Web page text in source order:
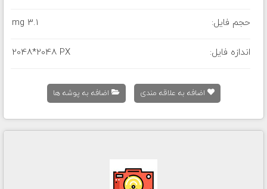
حجم فایل: 3.1 mg
اندازه فایل: 2048*2048 PX
اضافه به علاقه مندی اضافه به پوشه ها